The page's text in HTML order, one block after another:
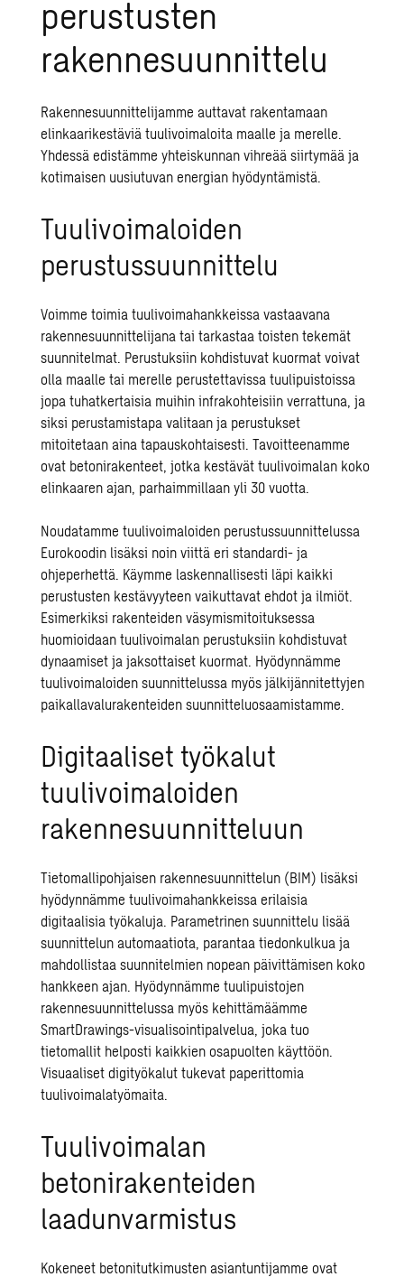
perustusten
rakennesuunnittelu
Rakennesuunnittelijamme auttavat rakentamaan
elinkaarikestäviä tuulivoimaloita maalle ja merelle.
Yhdessä edistämme yhteiskunnan vihreää siirtymää ja
kotimaisen uusiutuvan energian hyödyntämistä.
Tuulivoimaloiden
perustussuunnittelu
Voimme toimia tuulivoimahankkeissa vastaavana
rakennesuunnittelijana tai tarkastaa toisten tekemät
suunnitelmat. Perustuksiin kohdistuvat kuormat voivat
olla maalle tai merelle perustettavissa tuulipuistoissa
jopa tuhatkertaisia muihin infrakohteisiin verrattuna, ja
siksi perustamistapa valitaan ja perustukset
mitoitetaan aina tapauskohtaisesti. Tavoitteenamme
ovat betonirakenteet, jotka kestävät tuulivoimalan koko
elinkaaren ajan, parhaimmillaan yli 30 vuotta.
Noudatamme tuulivoimaloiden perustussuunnittelussa
Eurokoodin lisäksi noin viittä eri standardi- ja
ohjeperhettä. Käymme laskennallisesti läpi kaikki
perustusten kestävyyteen vaikuttavat ehdot ja ilmiöt.
Esimerkiksi rakenteiden väsymismitoituksessa
huomioidaan tuulivoimalan perustuksiin kohdistuvat
dynaamiset ja jaksottaiset kuormat. Hyödynnämme
tuulivoimaloiden suunnittelussa myösjälkijännitettyjen
paikallavalurakenteiden suunnitteluosaamistamme.
Digitaaliset työkalut
tuulivoimaloiden
rakennesuunnitteluun
Tietomallipohjaisen rakennesuunnittelun (BIM) lisäksi
hyödynnämme tuulivoimahankkeissa erilaisia
digitaalisia työkaluja. Parametrinen suunnittelu lisää
suunnittelun automaatiota, parantaa tiedonkulkua ja
mahdollistaa suunnitelmien nopean päivittämisen koko
hankkeen ajan. Hyödynnämme tuulipuistojen
rakennesuunnittelussa myös kehittämäämme
SmartDrawings-visualisointipalvelua, joka tuo
tietomallit helposti kaikkien osapuolten käyttöön.
Visuaaliset digityökalut tukevat paperittomia
tuulivoimalatyömaita.
Tuulivoimalan
betonirakenteiden
laadunvarmistus
Kokeneet betonitutkimusten asiantuntijamme ovat